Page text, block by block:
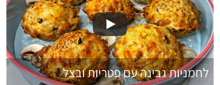
לחמניות גבינה עם פטריות ובצל